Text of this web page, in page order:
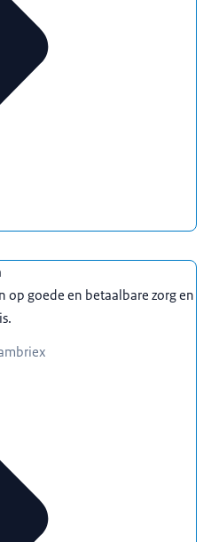
op goede en betaalbare zorg en